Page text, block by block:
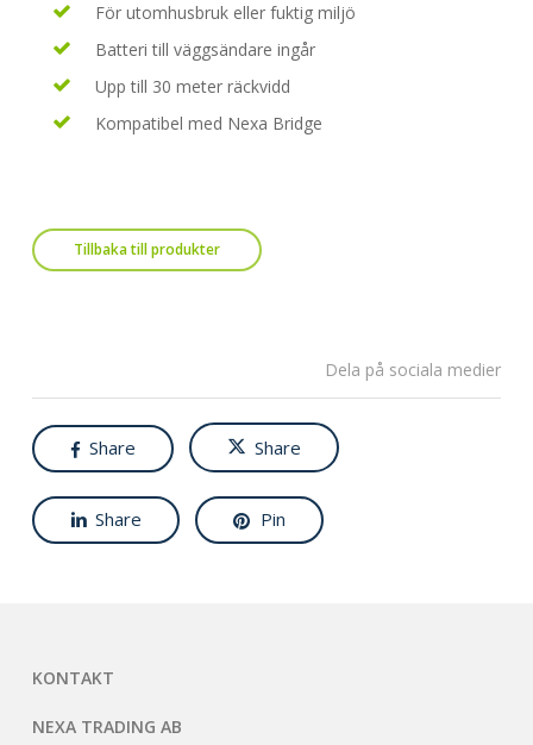
För utomhusbruk eller fuktig miljö
Batteri till väggsändare ingår
Upp till 30 meter räckvidd
Kompatibel med Nexa Bridge
Tillbaka till produkter
Dela på sociala medier
Share Share
Share Pin
KONTAKT
NEXA TRADING AB